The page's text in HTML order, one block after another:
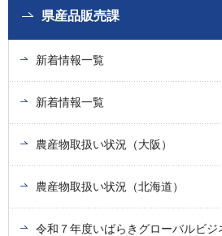
県産品販売課
新着情報一覧
新着情報一覧
農産物取扱い状況（大阪）
農産物取扱い状況（北海道）
令和７年度いばらきグローバルビ